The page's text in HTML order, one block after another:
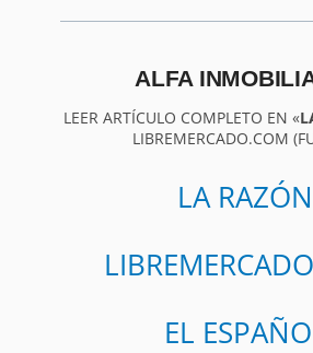
ALFA
LEER ARTÍCULO COMPLETO EN «
LIBREMERCADO.COM
LA RAZÓN
EL